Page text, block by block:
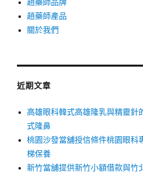
趙藥師品牌
趙藥師產品
關於我們
近期文章
高雄眼科韓式高雄隆乳與精靈針
式隆鼻
桃園沙發當舖授信條件桃園眼科
梯保養
新竹當舖提供新竹小額借款與竹